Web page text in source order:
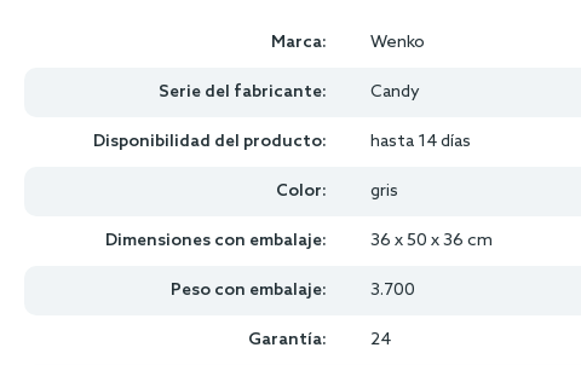
Marca: Wenko
Serie del fabricante: Candy
Disponibilidad del producto: hasta 14 días
Color: gris
Dimensiones con embalaje: 36 x 50 x 36 cm
Peso con embalaje: 3.700
Garantía: 24